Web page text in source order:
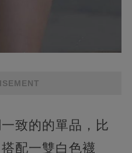
致的的單品，比
配一雙白色襪